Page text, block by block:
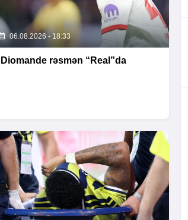
06.08.2026 - 18:33
Diomande rəsmən “Real”da